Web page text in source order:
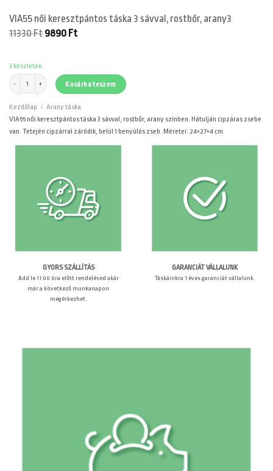
VIA55 női keresztpántos táska 3 sávval, rostbőr, arany3
11330Ft Original
9890 FtCurrent
3 készleten
VIA55 női keresztpántos táska 3 sávval, rostbőr, arany3 mennyiség
Kosárba teszem
Kezdőlap / Arany táska
VIA55 női keresztpántos táska 3 sávval, rostbőr, arany színben. Hátulján cipzáras zsebe
van. Tetején cipzárral záródik, belül 1 benyúlós zseb. Méretei: 24×27×4 cm.
GYORS SZÁLLÍTÁS
Add le 11:00 óra előtt rendelésed akár
már a következő munkanapon
megérkezhet.
GARANCIÁT VÁLLALUNK
Táskáinkra 1 éves garanciát vállalunk.